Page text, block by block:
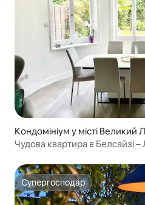
Кондомініум у місті Великий
Чудова квартира в Белсайзі –
Супергосподар
Супергосподар